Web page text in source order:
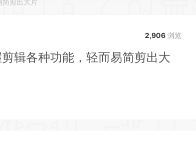
简剪出大片
2,906 浏览
辑各种功能，轻而易简剪出大